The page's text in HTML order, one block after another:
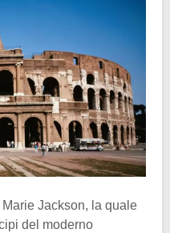
Jackson, la quale
del moderno